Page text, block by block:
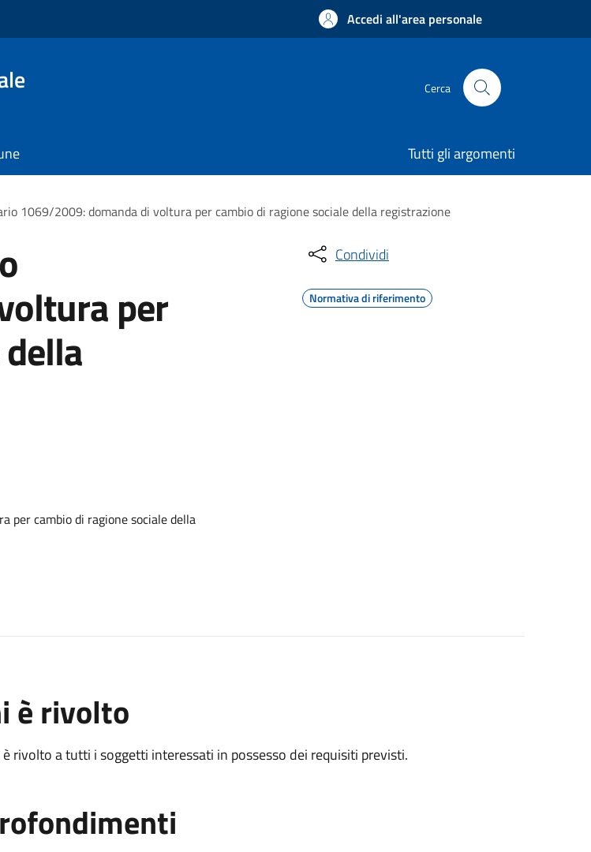
Accedi all'area personale
Cerca
Tutti gli argomenti
1069/2009: domanda di voltura per cambio di ragione sociale della registrazione
per
per cambio di ragione sociale della
Condividi
Normativa di riferimento
è rivolto
è rivolto a tutti i soggetti interessati in possesso dei requisiti previsti.